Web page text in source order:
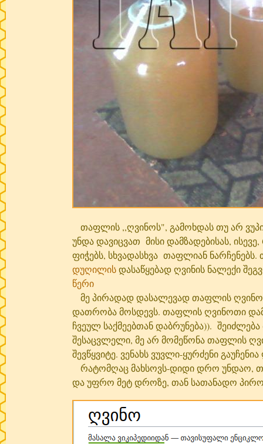
თაფლის ,,ღვინოს", გამოხდას თუ არ
უნდა დავიცვათ მისი დამზადებისას,
ფიჭებს, სხვადასხვა თაფლიან
დუღილისდასაწყებად ღვინის ნალექი
წერი
მე პირადად დასალევად თაფლის
დათრობა მოსდევს. თაფლის ღვინოთი
ჩვეულ საქმეებთან დაბრუნება)).
შესაცვლელი, მე არ მომეწონა თაფლის
შევწყვიტე. ვენახს ვუვლი-ყურძენი
რატომღაც მახსოვს-დიდი დრო უნდაო,
და უფრო მეტ დროზე, თან სათანადო